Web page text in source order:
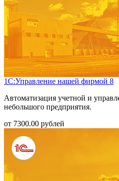
1С:Управление нашей фирмой 8
Автоматизация учетной и
небольшого предприятия.
от 7300.00 рублей